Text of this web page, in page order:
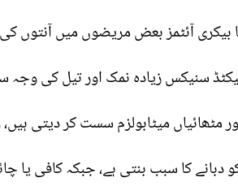
بیکری آئٹمز بعض مریضوں میں آنتوں
سنیکس زیادہ نمک اور تیل کی وجہ
مٹھائیاں میٹابولزم سست کر دیتی
دبانے کا سبب بنتی ہے، جبکہ کافی یا